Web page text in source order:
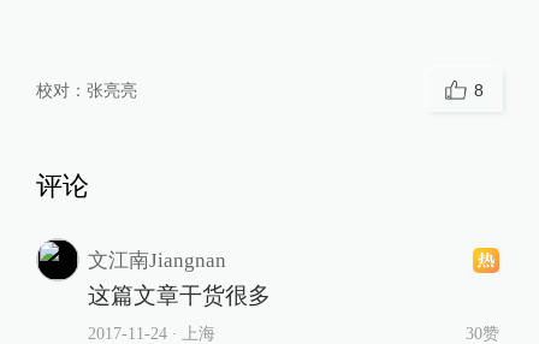
校对： 张亮亮 8
评论
文江南Jiangnan
这篇文章干货很多
2017-11-24∙ 上海 30赞